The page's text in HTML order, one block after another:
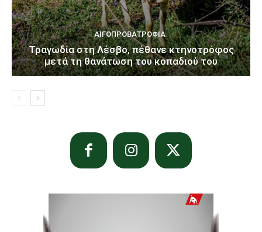
ΑΙΓΟΠΡΟΒΑΤΡΟΦΊΑ
Τραγωδία στη Λέσβο, πέθανε κτηνοτρόφος
μετά τη θανάτωση του κοπαδιού του